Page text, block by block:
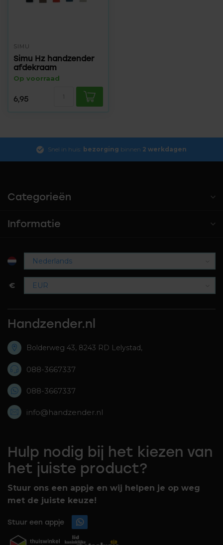
SIMU
Simu Hz handzender
afdekraam
Op voorraad
6,95
Snel in huis: bezorging binnen 2 werkdagen
Categorieën
Informatie
€
Handzender.nl
Bolderweg 43, 8243 RD Lelystad,
088-3667337
088-3667337
info@handzender.nl
Hulp nodig bij het kiezen van
het juiste product?
Stuur ons een appje en wij helpen je op weg
met de juiste keuze!
Stuur een appje